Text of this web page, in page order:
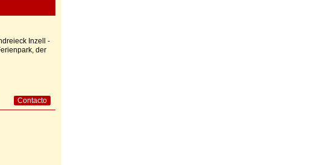
Inzell -
der
Contacto